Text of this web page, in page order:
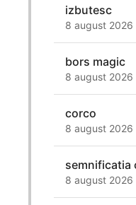
izbutesc
8 august 2026
bors magic
8 august 2026
corco
8 august 2026
semnificatia
8 august 2026